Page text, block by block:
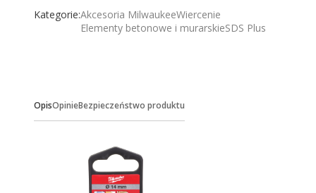
Kategorie:Akcesoria MilwaukeeWiercenie
Elementy betonowe i murarskieSDS Plus
OpisOpinieBezpieczeństwo produktu